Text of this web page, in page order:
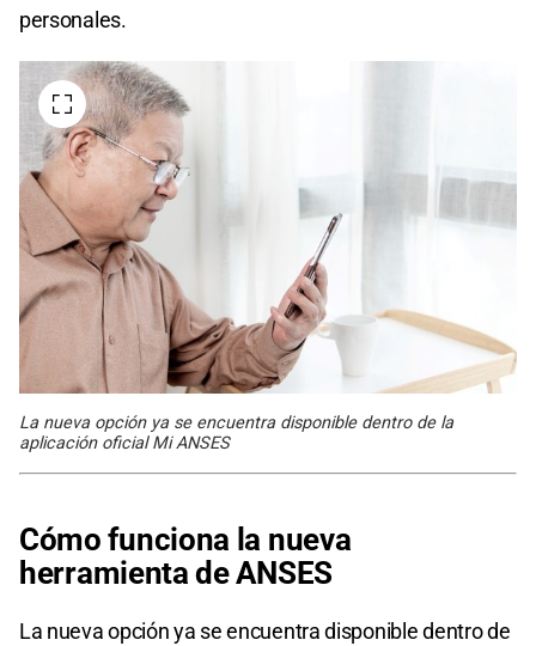
personales.
La nueva opción ya se encuentra disponible dentro de la
aplicación oficial Mi ANSES
Cómo funciona la nueva
herramienta de ANSES
La nueva opción ya se encuentra disponible dentro de